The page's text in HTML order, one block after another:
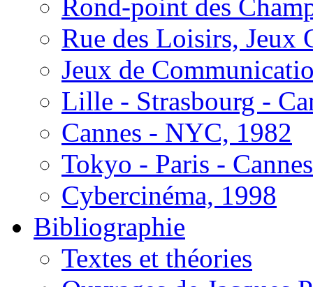
Rond-point des
Rue des Loisirs, Jeux
Jeux de
Lille - Strasbourg -
Cannes - NYC, 1982
Tokyo - Paris -
Cybercinéma, 1998
Bibliographie
Textes et théories